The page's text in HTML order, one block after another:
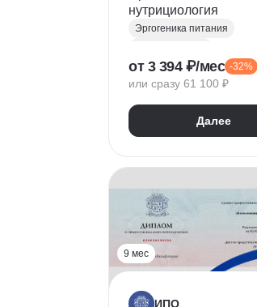
нутрициология
Эргогеника питания
Составление рациона питания
БАД
Правильное питание
от 3 394 ₽/мес -32%
или сразу 61 100 ₽
Далее
9 мес
ИПО